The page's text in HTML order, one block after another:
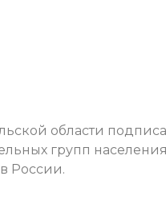
области
групп
России.